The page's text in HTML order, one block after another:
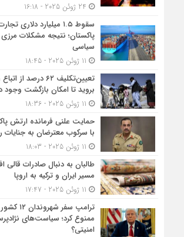
سقوط ۱.۵ میلیارد دلاری
پاکستان؛ نتیجه مشکلات
سیاسی
تعیین‌تکلیف ۶۲ درصد
بروید تا امکان بازگشت وجود
حمایت علنی فرمانده ارتش
با سرکوب معترضان به جنایات
طالبان به دنبال صادرات قالی
مسیر ایران و ترکیه به اروپا
ترامپ سفر
ممنوع کرد؛ سیاست‌های
امنیتی؟